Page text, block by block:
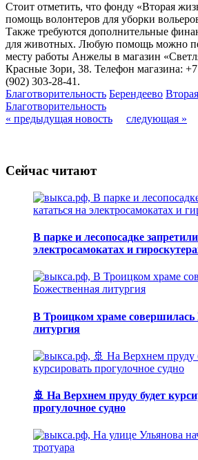
Стоит отметить, что фонду «Вторая
помощь волонтеров для уборки
Также требуются дополнительные
для животных. Любую помощь можно
месту работы Анжелы в магазин
Красные Зори, 38. Телефон магазина:
(902) 303-28-41.
Благотворительность Берендеево
Благотворительность
« предыдущая новость
следующая »
Сейчас читают
В парке и лесопосадке
электросамокатах и
В Троицком храме совершилась
литургия
🚢 На Верхнем пруду будет
прогулочное судно